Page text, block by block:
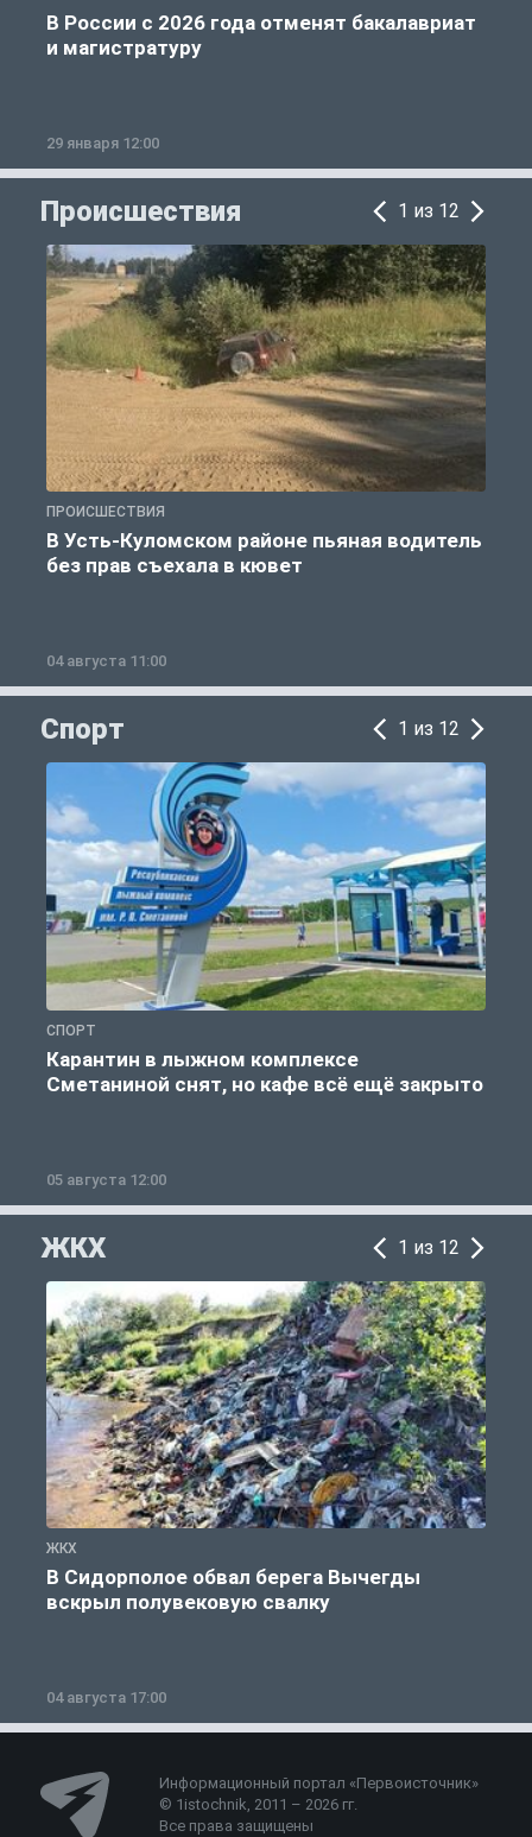
В России с 2026 года отменят бакалавриат
и магистратуру
29 января 12:00
Происшествия 1 из 12
ПРОИСШЕСТВИЯ
В Усть-Куломском районе пьяная водитель
без прав съехала в кювет
04 августа 11:00
Спорт 1 из 12
СПОРТ
Карантин в лыжном комплексе
Сметаниной снят, но кафе всё ещё закрыто
05 августа 12:00
ЖКХ 1 из 12
ЖКХ
В Сидорполое обвал берега Вычегды
вскрыл полувековую свалку
04 августа 17:00
Информационный портал «Первоисточник»
© 1istochnik, 2011 – 2026 гг.
Все права защищены